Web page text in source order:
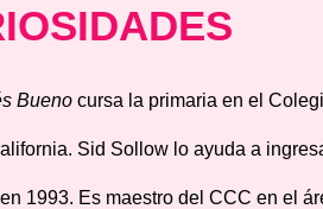
Bueno cursa la primaria en el
Sid Sollow lo ayuda a
1993. Es maestro del CCC en el